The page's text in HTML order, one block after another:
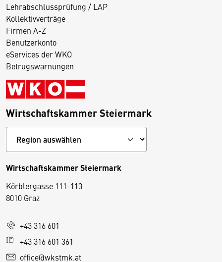
Lehrabschlussprüfung / LAP
Kollektivverträge
Firmen A-Z
Benutzerkonto
eServices der WKO
Betrugswarnungen
Wirtschaftskammer Steiermark
Wirtschaftskammer Steiermark
Körblergasse 111-113
8010 Graz
+43 316 601
+43 316 601 361
office@wkstmk.at
D
i
s
e
S